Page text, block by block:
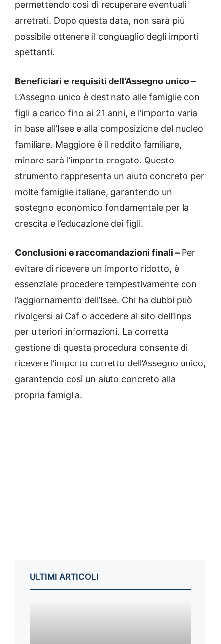
permettendo così di recuperare eventuali
arretrati. Dopo questa data, non sarà più
possibile ottenere il conguaglio degli importi
spettanti.
Beneficiari e requisiti dell’Assegno unico –
L’Assegno unico è destinato alle famiglie con
figli a carico fino ai 21 anni, e l’importo varia
in base all’Isee e alla composizione del nucleo
familiare. Maggiore è il reddito familiare,
minore sarà l’importo erogato. Questo
strumento rappresenta un aiuto concreto per
molte famiglie italiane, garantendo un
sostegno economico fondamentale per la
crescita e l’educazione dei figli.
Conclusioni e raccomandazioni finali – Per
evitare di ricevere un importo ridotto, è
essenziale procedere tempestivamente con
l’aggiornamento dell’Isee. Chi ha dubbi può
rivolgersi ai Caf o accedere al sito dell’Inps
per ulteriori informazioni. La corretta
gestione di questa procedura consente di
ricevere l’importo corretto dell’Assegno unico,
garantendo così un aiuto concreto alla
propria famiglia.
ULTIMI ARTICOLI